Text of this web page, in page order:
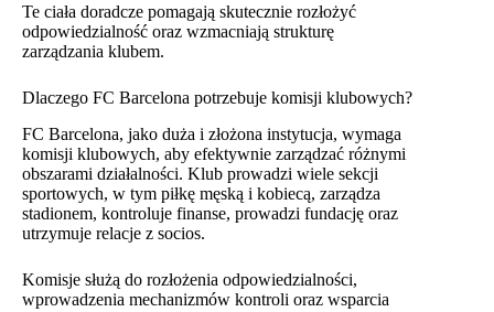
Te ciała doradcze pomagają skutecznie rozłożyć
odpowiedzialność oraz wzmacniają strukturę
zarządzania klubem.
Dlaczego FC Barcelona potrzebuje komisji klubowych?
FC Barcelona, jako duża i złożona instytucja, wymaga
komisji klubowych, aby efektywnie zarządzać różnymi
obszarami działalności. Klub prowadzi wiele sekcji
sportowych, w tym piłkę męską i kobiecą, zarządza
stadionem, kontroluje finanse, prowadzi fundację oraz
utrzymuje relacje z socios.
Komisje służą do rozłożenia odpowiedzialności,
wprowadzenia mechanizmów kontroli oraz wsparcia